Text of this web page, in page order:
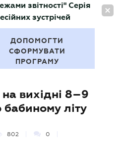
звітності" Серія
зустрічей
ДОПОМОГТИ
СФОРМУВАТИ
ПРОГРАМУ
вихідні 8–9
літу
802 0